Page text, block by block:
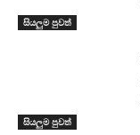
සියලුම පුවත්
සියලුම පුවත්